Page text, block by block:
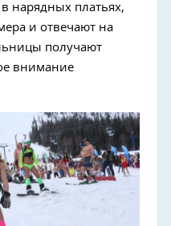
нарядных платьях,
и отвечают на
получают
внимание